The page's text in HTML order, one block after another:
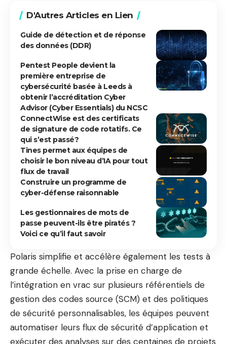
D'Autres Articles en Lien
Guide de détection et de réponse
des données (DDR)
Pentest People devient la
première entreprise de
cybersécurité basée à Leeds à
obtenir l’accréditation Cyber ​​
Advisor (Cyber ​​Essentials) du NCSC
ConnectWise est des certificats
de signature de code rotatifs. Ce
qui s’est passé?
Tines permet aux équipes de
choisir le bon niveau d’IA pour tout
flux de travail
Construire un programme de
cyber-défense raisonnable
Les gestionnaires de mots de
passe peuvent-ils être piratés ?
Voici ce qu’il faut savoir
Polaris simplifie et accélère également les tests à
grande échelle. Avec la prise en charge de
l’intégration en vrac sur plusieurs référentiels de
gestion des codes source (SCM) et des politiques
de sécurité personnalisables, les équipes peuvent
automatiser leurs flux de sécurité d’application et
exécuter des analyses sur des centaines de projets